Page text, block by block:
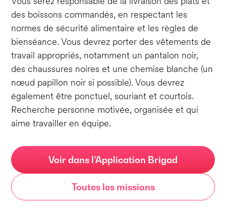
des boissons commandés, en respectant les
normes de sécurité alimentaire et les règles de
bienséance. Vous devrez porter des vêtements de
travail appropriés, notamment un pantalon noir,
des chaussures noires et une chemise blanche (un
nœud papillon noir si possible). Vous devrez
également être ponctuel, souriant et courtois.
Recherche personne motivée, organisée et qui
aime travailler en équipe.
Voir dans l’Application Brigad
Toutes les missions